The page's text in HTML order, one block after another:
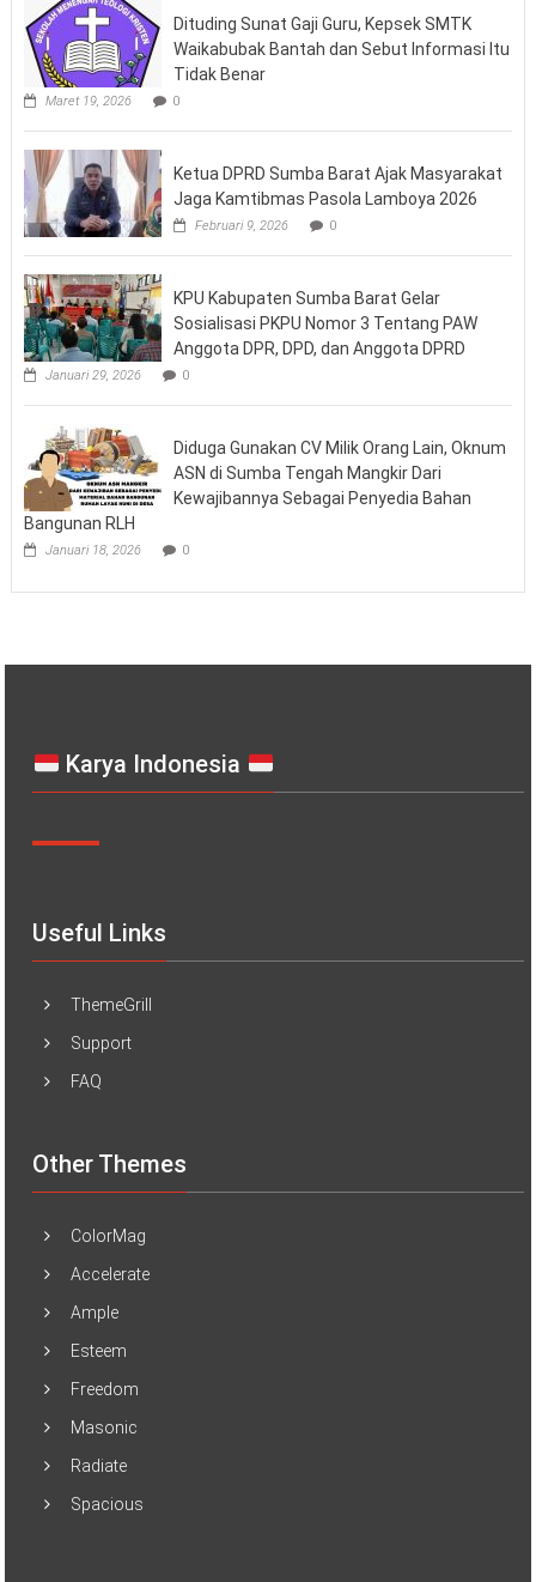
Dituding Sunat Gaji Guru, Kepsek SMTK
Waikabubak Bantah dan Sebut Informasi Itu
Tidak Benar
Maret 19, 2026 0
Ketua DPRD Sumba Barat Ajak Masyarakat
Jaga Kamtibmas Pasola Lamboya 2026
Februari 9, 2026 0
KPU Kabupaten Sumba Barat Gelar
Sosialisasi PKPU Nomor 3 Tentang PAW
Anggota DPR, DPD, dan Anggota DPRD
Januari 29, 2026 0
Diduga Gunakan CV Milik Orang Lain, Oknum
ASN di Sumba Tengah Mangkir Dari
Kewajibannya Sebagai Penyedia Bahan
Bangunan RLH
Januari 18, 2026 0
Karya Indonesia
Useful Links
ThemeGrill
Support
FAQ
Other Themes
ColorMag
Accelerate
Ample
Esteem
Freedom
Masonic
Radiate
Spacious